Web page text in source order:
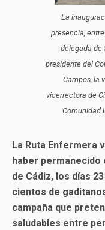
La
presencia,
delegada de
presidente del
Campos, la
vicerrectora de
Comunidad
La Ruta Enfermera
haber permanecido
de Cádiz, los días
cientos de
campaña que
saludables entre